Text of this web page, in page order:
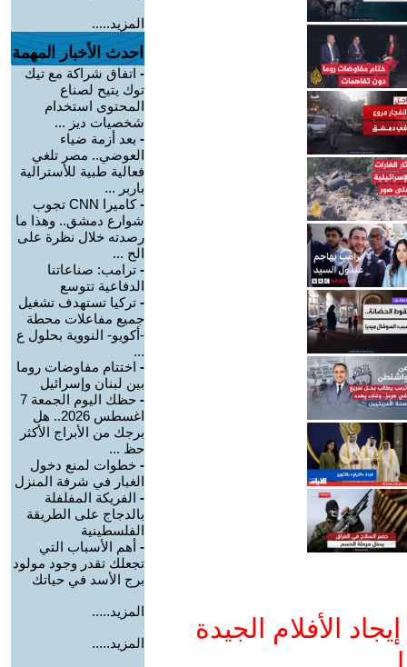
الأفلام الجيدة
المزيد.....
احدث الأخبار المهمة
- اتفاق شراكة مع تيك
توك يتيح لصناع
المحتوى استخدام
شخصيات ديز ...
- بعد أزمة ضياء
العوضي.. مصر تلغي
فعالية طبية للأسترالية
باربر ...
-
كاميرا CNN تجوب
شوارع دمشق.. وهذا ما
رصدته خلال نظرة على
الح ...
- ترامب: صناعاتنا
الدفاعية تتوسع
- تركيا تستهدف تشغيل
جميع مفاعلات محطة
-أكويو- النووية بحلول ع
...
- اختتام مفاوضات روما
بين لبنان وإسرائيل
-
حظك اليوم الجمعة 7
اغسطس 2026.. هل
برجك من الأبراج الأكثر
حظ ...
- خطوات لمنع دخول
الغبار في شرفة المنزل
- الفريكة المفلفلة
بالدجاج على الطريقة
الفلسطينية
- أهم الأسباب التي
تجعلك تقدر وجود مولود
برج الأسد في حياتك
المزيد.....
المزيد.....